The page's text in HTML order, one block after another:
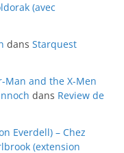
(avec
dans Starquest
Man and the X-Men
dans Review de
Everdell) – Chez
(extension